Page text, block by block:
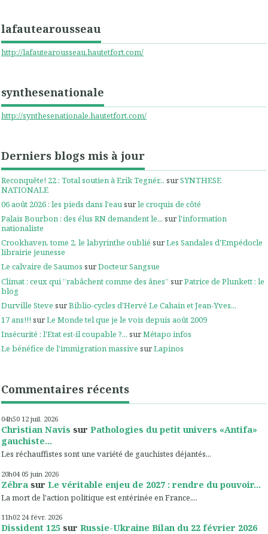
lafautearousseau
http://lafautearousseau.hautetfort.com/
synthesenationale
http://synthesenationale.hautetfort.com/
Derniers blogs mis à jour
Reconquête! 22 : Total soutien à Erik Tegnér... surSYNTHESE
NATIONALE
06 août 2026 : les pieds dans l'eausurle croquis de côté
Palais Bourbon : des élus RN demandent le... surl'information
nationaliste
Crookhaven, tome 2, le labyrinthe oublié surLes Sandales d'Empédocle
librairie jeunesse
Le calvaire de Saumos surDocteur Sangsue
Climat : ceux qui ”rabâchent comme des ânes” surPatrice de Plunkett : le
blog
Durville Steve surBiblio-cycles d'Hervé Le Cahain et Jean-Yves...
17 ans!!! surLe Monde tel que je le vois depuis août 2009
Insécurité : l'Etat est-il coupable ?... surMétapo infos
Le bénéfice de l'immigration massive surLapinos
Commentaires récents
04h50 12 juil. 2026
Christian Navis sur Pathologies du petit univers «Antifa»
gauchiste...
Les réchauffistes sont une variété de gauchistes déjantés...
20h04 05 juin 2026
Zébra sur Le véritable enjeu de 2027 : rendre du pouvoir...
La mort de l'action politique est entérinée en France,...
11h02 24 févr. 2026
Dissident 125 sur Russie-Ukraine Bilan du 22 février 2026